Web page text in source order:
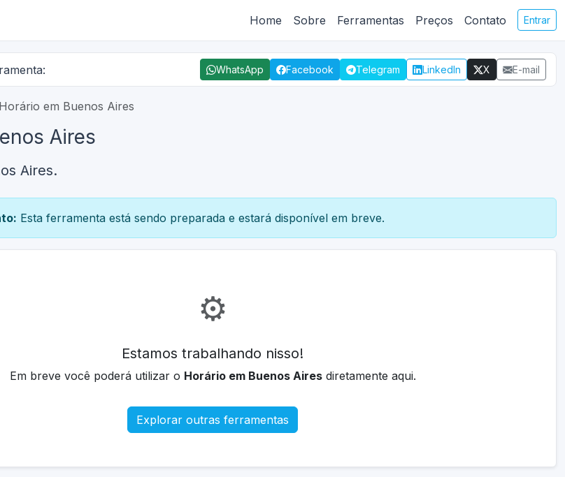
Home Sobre Ferramentas Preços Contato Entrar
WhatsApp Facebook Telegram LinkedIn X E-mail
Horário em Buenos Aires
Aires
Aires.
Esta ferramenta está sendo preparada e estará disponível em breve.
⚙️
Estamos trabalhando nisso!
Em breve você poderá utilizar o Horário em Buenos Airesdiretamente aqui.
Explorar outras ferramentas